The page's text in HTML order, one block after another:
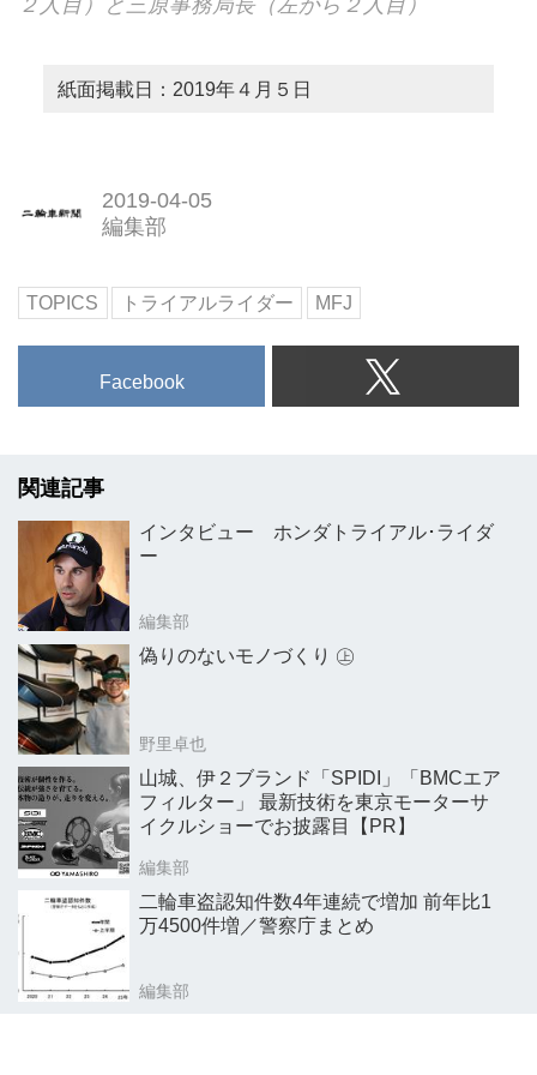
紙面掲載日：2019年４月５日
2019-04-05
編集部
TOPICS トライアルライダー MFJ
Facebook
関連記事
インタビュー ホンダトライアル･ライダ
ー
編集部
偽りのないモノづくり ㊤
野里卓也
山城、伊２ブランド「SPIDI」「BMCエア
フィルター」 最新技術を東京モーターサ
イクルショーでお披露目【PR】
編集部
二輪車盗認知件数4年連続で増加 前年比1
万4500件増／警察庁まとめ
編集部